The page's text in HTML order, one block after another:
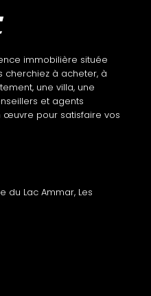
immobilière située
cherchiez à acheter, à
une villa, une
et agents
œuvre pour satisfaire vos
du Lac Ammar, Les